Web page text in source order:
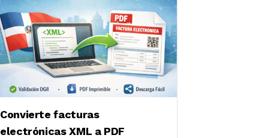
Convierte facturas
electrónicas XML a PDF